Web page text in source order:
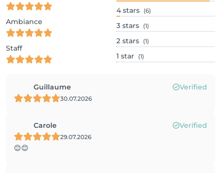
Ambiance
Staff
4 stars (6)
3 stars (1)
2 stars (1)
1 star (1)
Guillaume Verified
30.07.2026
Carole Verified
29.07.2026
😊😊